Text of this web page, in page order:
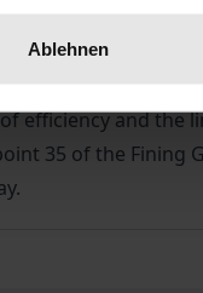
Ablehnen
to pay of fine
most important
efficiency and the
35 of the Fining